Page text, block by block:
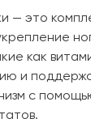
— это
как
и
с